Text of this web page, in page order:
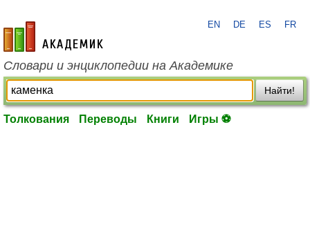
academic.ru
EN DE ES FR
Словари и энциклопедии на Академике
Найти!
Толкования Переводы Книги Игры ⚽